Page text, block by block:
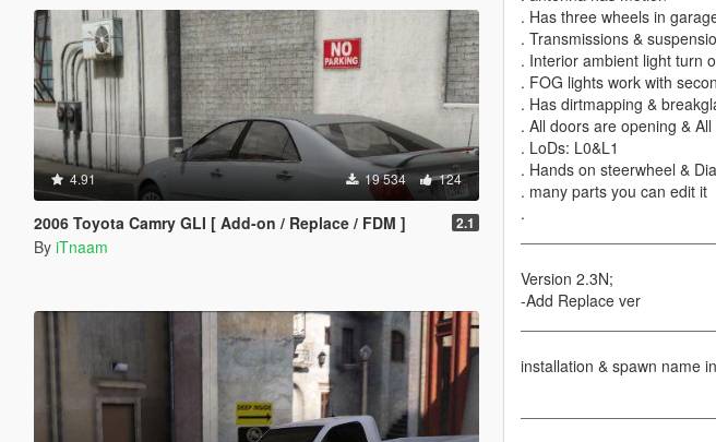
4.91 19 534 124
2006 Toyota Camry GLI [ Add-on / Replace / FDM ] 2.1
By iTnaam
. Has three wheels in
. Transmissions &
. Interior ambient light turn
. FOG lights work with
. Has dirtmapping &
. All doors are opening &
. LoDs: L0&L1
. Hands on steerwheel &
. many parts you can edit it
.
Version 2.3N;
-Add Replace ver
installation & spawn name